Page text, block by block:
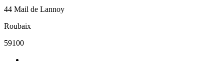
44 Mail de Lannoy
Roubaix
59100